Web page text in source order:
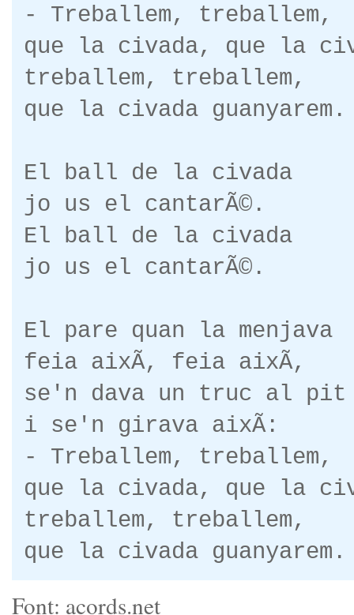
- Treballem, treballem,
que la civada, que la
treballem, treballem,
que la civada guanyarem.
El ball de la civada
jo us el cantarÃ©.
El ball de la civada
jo us el cantarÃ©.
El pare quan la menjava
feia aixÃ­, feia aixÃ­,
se'n dava un truc al pit
i se'n girava aixÃ­:
- Treballem, treballem,
que la civada, que la
treballem, treballem,
que la civada guanyarem.
Font: acords.net